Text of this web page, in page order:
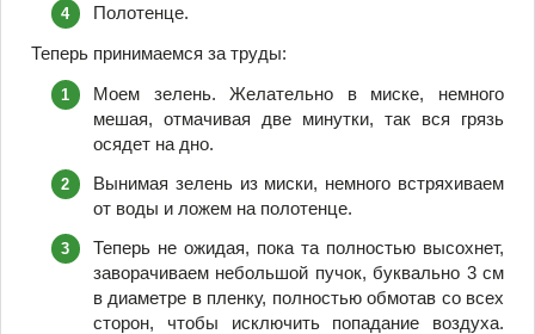
Полотенце.
Теперь принимаемся за труды:
Моем зелень. Желательно в миске, немного
мешая, отмачивая две минутки, так вся грязь
осядет на дно.
Вынимая зелень из миски, немного встряхиваем
от воды и ложем на полотенце.
Теперь не ожидая, пока та полностью высохнет,
заворачиваем небольшой пучок, буквально 3 см
в диаметре в пленку, полностью обмотав со всех
сторон, чтобы исключить попадание воздуха.